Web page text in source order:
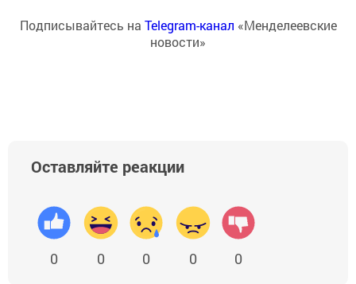
Подписывайтесь на Telegram-канал «Менделеевские
новости»
Оставляйте реакции
0 0 0 0 0